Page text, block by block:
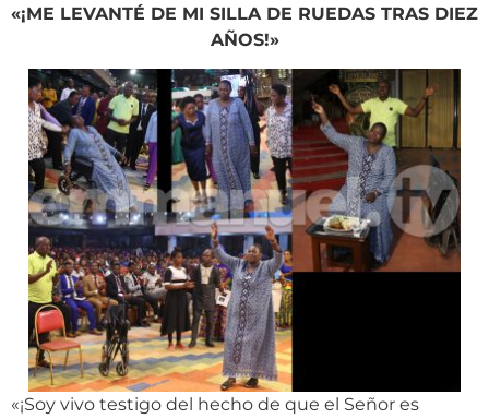
«¡ME LEVANTÉ DE MI SILLA DE RUEDAS TRAS DIEZ
AÑOS!»
«¡Soy vivo testigo del hecho de que el Señor es